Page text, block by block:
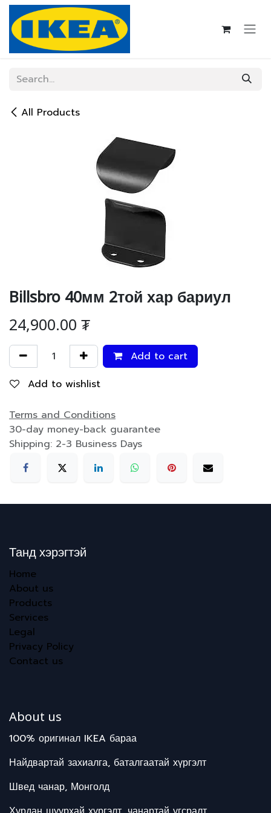
Skip to Content
All Products
Billsbro 40мм 2той хар бариул
24,900.00₮
Add to cart
Add to wishlist
Terms and Conditions
30-day money-back guarantee
Shipping: 2-3 Business Days
Танд хэрэгтэй
Home
About us
Products
Services
Legal
Privacy Policy
Contact us
About us
100% оригинал IKEA бараа
Найдвартай захиалга, баталгаатай хүргэлт
Швед чанар, Монголд